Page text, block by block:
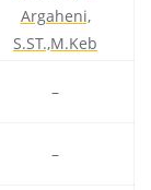
Argaheni,
S.ST.,M.Keb
–
–